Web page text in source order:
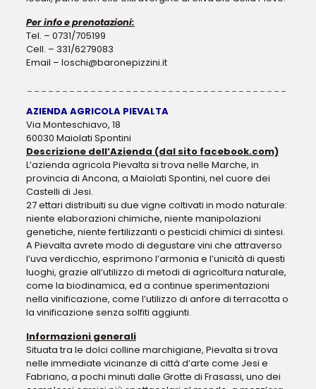
Per info e prenotazioni:
Tel. – 0731/705199
Cell. – 331/6279083
Email – loschi@baronepizzini.it
AZIENDA AGRICOLA PIEVALTA
Via Monteschiavo, 18
60030 Maiolati Spontini
Descrizione dell’Azienda (dal sito facebook.com)
L’azienda agricola Pievalta si trova nelle Marche, in
provincia di Ancona, a Maiolati Spontini, nel cuore dei
Castelli di Jesi.
27 ettari distribuiti su due vigne coltivati in modo naturale:
niente elaborazioni chimiche, niente manipolazioni
genetiche, niente fertilizzanti o pesticidi chimici di sintesi.
A Pievalta avrete modo di degustare vini che attraverso
l’uva verdicchio, esprimono l’armonia e l’unicità di questi
luoghi, grazie all’utilizzo di metodi di agricoltura naturale,
come la biodinamica, ed a continue sperimentazioni
nella vinificazione, come l’utilizzo di anfore di terracotta o
la vinificazione senza solfiti aggiunti.
Informazioni generali
Situata tra le dolci colline marchigiane, Pievalta si trova
nelle immediate vicinanze di città d’arte come Jesi e
Fabriano, a pochi minuti dalle Grotte di Frasassi, uno dei